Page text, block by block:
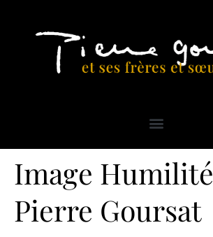
Image Humilité
Pierre Goursat